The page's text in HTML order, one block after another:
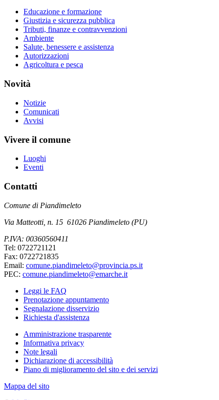
Educazione e formazione
Giustizia e sicurezza pubblica
Tributi, finanze e contravvenzioni
Ambiente
Salute, benessere e assistenza
Autorizzazioni
Agricoltura e pesca
Novità
Notizie
Comunicati
Avvisi
Vivere il comune
Luoghi
Eventi
Contatti
Comune di Piandimeleto
Via Matteotti, n. 15 61026 Piandimeleto (PU)
P.IVA: 00360560411
Tel: 0722721121
Fax: 0722721835
Email: comune.piandimeleto@provincia.ps.it
PEC: comune.piandimeleto@emarche.it
Leggi le FAQ
Prenotazione appuntamento
Segnalazione disservizio
Richiesta d'assistenza
Amministrazione trasparente
Informativa privacy
Note legali
Dichiarazione di accessibilità
Piano di miglioramento del sito e dei servizi
Mappa del sito